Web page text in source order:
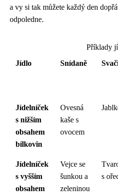
a vy si tak můžete každý den
odpoledne.
Příklady
Jídlo
Snídaně
Jídelníček
s nižším
obsahem
bílkovin
Ovesná
kaše s
ovocem
Jídelníček
s vyšším
obsahem
Vejce se
šunkou a
zeleninou
s